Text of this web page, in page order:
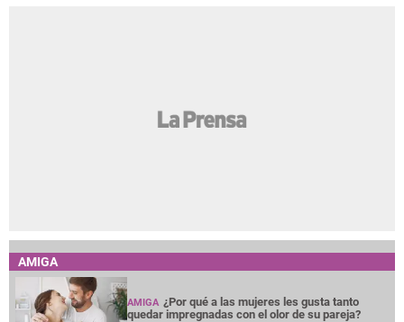
AMIGA
AMIGA ¿Por qué a las mujeres les gusta tanto
quedar impregnadas con el olor de su pareja?